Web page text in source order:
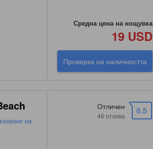
Средна цена на нощувка
19 USD
Проверка на наличността
на
8.5
Отличен
46 отзива